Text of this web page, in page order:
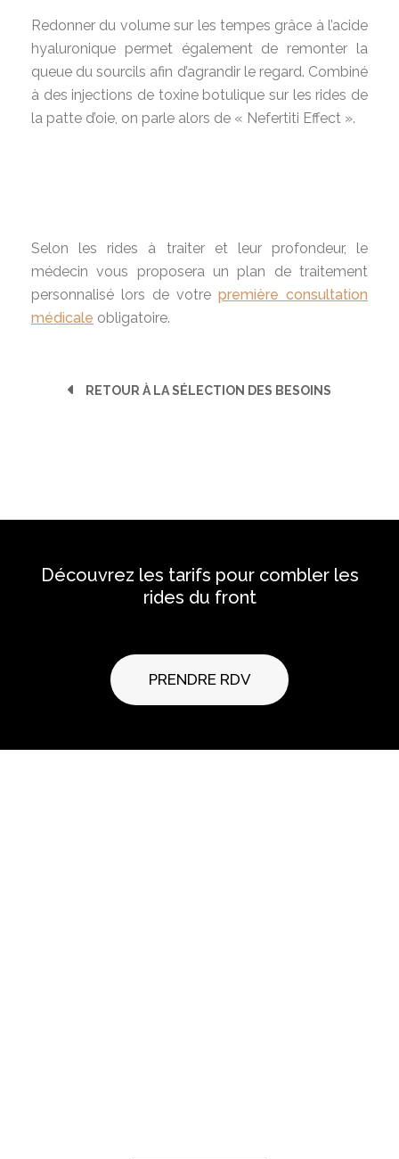
Redonner du volume sur les tempes grâce à l’acide
hyaluronique permet également de remonter la
queue du sourcils afin d’agrandir le regard. Combiné
à des injections de toxine botulique sur les rides de
la patte d’oie, on parle alors de « Nefertiti Effect ».
Selon les rides à traiter et leur profondeur, le
médecin vous proposera un plan de traitement
personnalisé lors de votre première consultation
médicale obligatoire.
RETOUR À LA SÉLECTION DES BESOINS
Découvrez les tarifs pour combler les
rides du front
PRENDRE RDV